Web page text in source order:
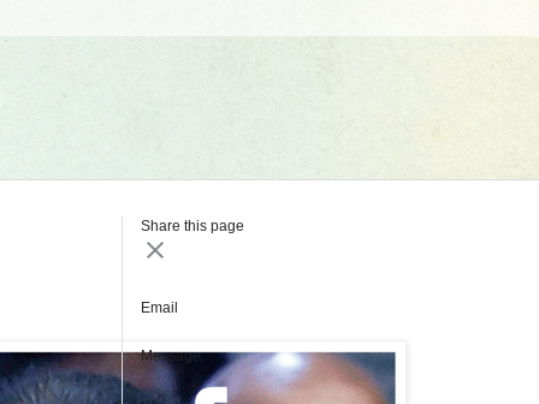
Share this page
Email
Message